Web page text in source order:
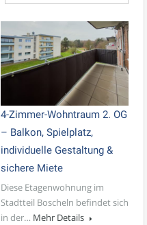
4-Zimmer-Wohntraum 2. OG
– Balkon, Spielplatz,
individuelle Gestaltung &
sichere Miete
Diese Etagenwohnung im
Stadtteil Boscheln befindet sich
in der… Mehr Details